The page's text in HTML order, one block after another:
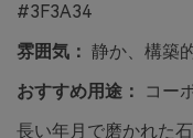
#3F3A34
雰囲気： 静か、構築
おすすめ用途：
コー
長い年月で磨かれた